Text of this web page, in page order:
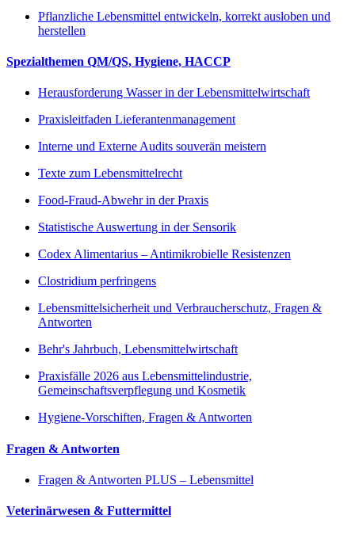
Pflanzliche Lebensmittel entwickeln, korrekt ausloben und
herstellen
Spezialthemen QM/QS, Hygiene, HACCP
Herausforderung Wasser in der Lebensmittelwirtschaft
Praxisleitfaden Lieferantenmanagement
Interne und Externe Audits souverän meistern
Texte zum Lebensmittelrecht
Food-Fraud-Abwehr in der Praxis
Statistische Auswertung in der Sensorik
Codex Alimentarius – Antimikrobielle Resistenzen
Clostridium perfringens
Lebensmittelsicherheit und Verbraucherschutz, Fragen &
Antworten
Behr's Jahrbuch, Lebensmittelwirtschaft
Praxisfälle 2026 aus Lebensmittelindustrie,
Gemeinschaftsverpflegung und Kosmetik
Hygiene-Vorschiften, Fragen & Antworten
Fragen & Antworten
Fragen & Antworten PLUS – Lebensmittel
Veterinärwesen & Futtermittel